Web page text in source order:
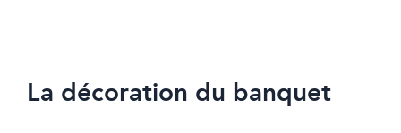
La décoration du banquet